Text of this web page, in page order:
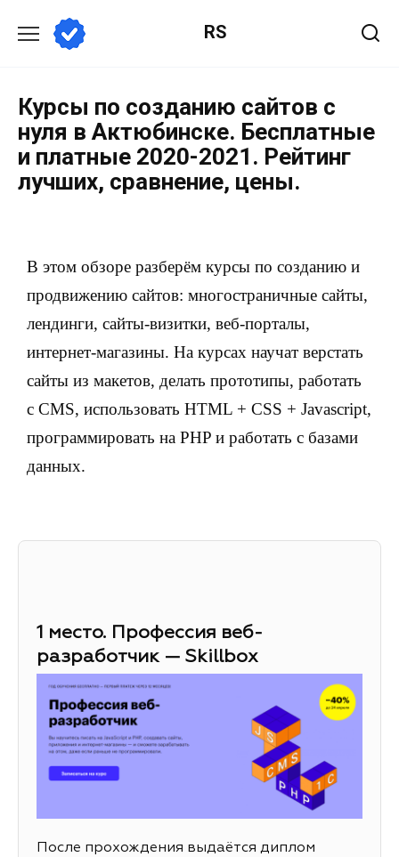
RS
Курсы по созданию сайтов с
нуля в Актюбинске. Бесплатные
и платные 2020-2021. Рейтинг
лучших, сравнение, цены.
В этом обзоре разберём курсы по созданию и
продвижению сайтов: многостраничные сайты,
лендинги, сайты-визитки, веб-порталы,
интернет-магазины. На курсах научат верстать
сайты из макетов, делать прототипы, работать
с CMS, использовать HTML + CSS + Javascript,
программировать на PHP и работать с базами
данных.
1 место. Профессия веб-
разработчик — Skillbox
После прохождения выдаётся диплом